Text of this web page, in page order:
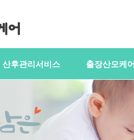
산후관리서비스
스
산후관리사 업무
출장산모케어
산전바디케어
산후바디케어
케어매니저 자격요건
유의사항